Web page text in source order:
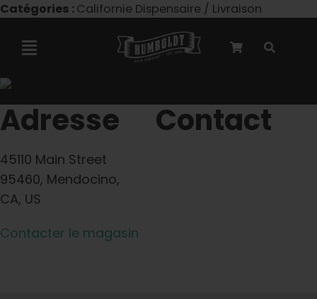
Skip
content
Catégories :Californie Dispensaire / Livraison
Toggle
Collaboration avec Marley
Graines Autoflower
Semences triploïdes
Adresse
45110 Main Street
95460, Mendocino,
CA, US
Contact
Contacter le magasin